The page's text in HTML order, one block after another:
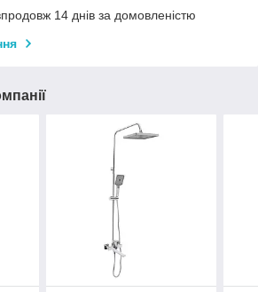
14 днів за домовленістю